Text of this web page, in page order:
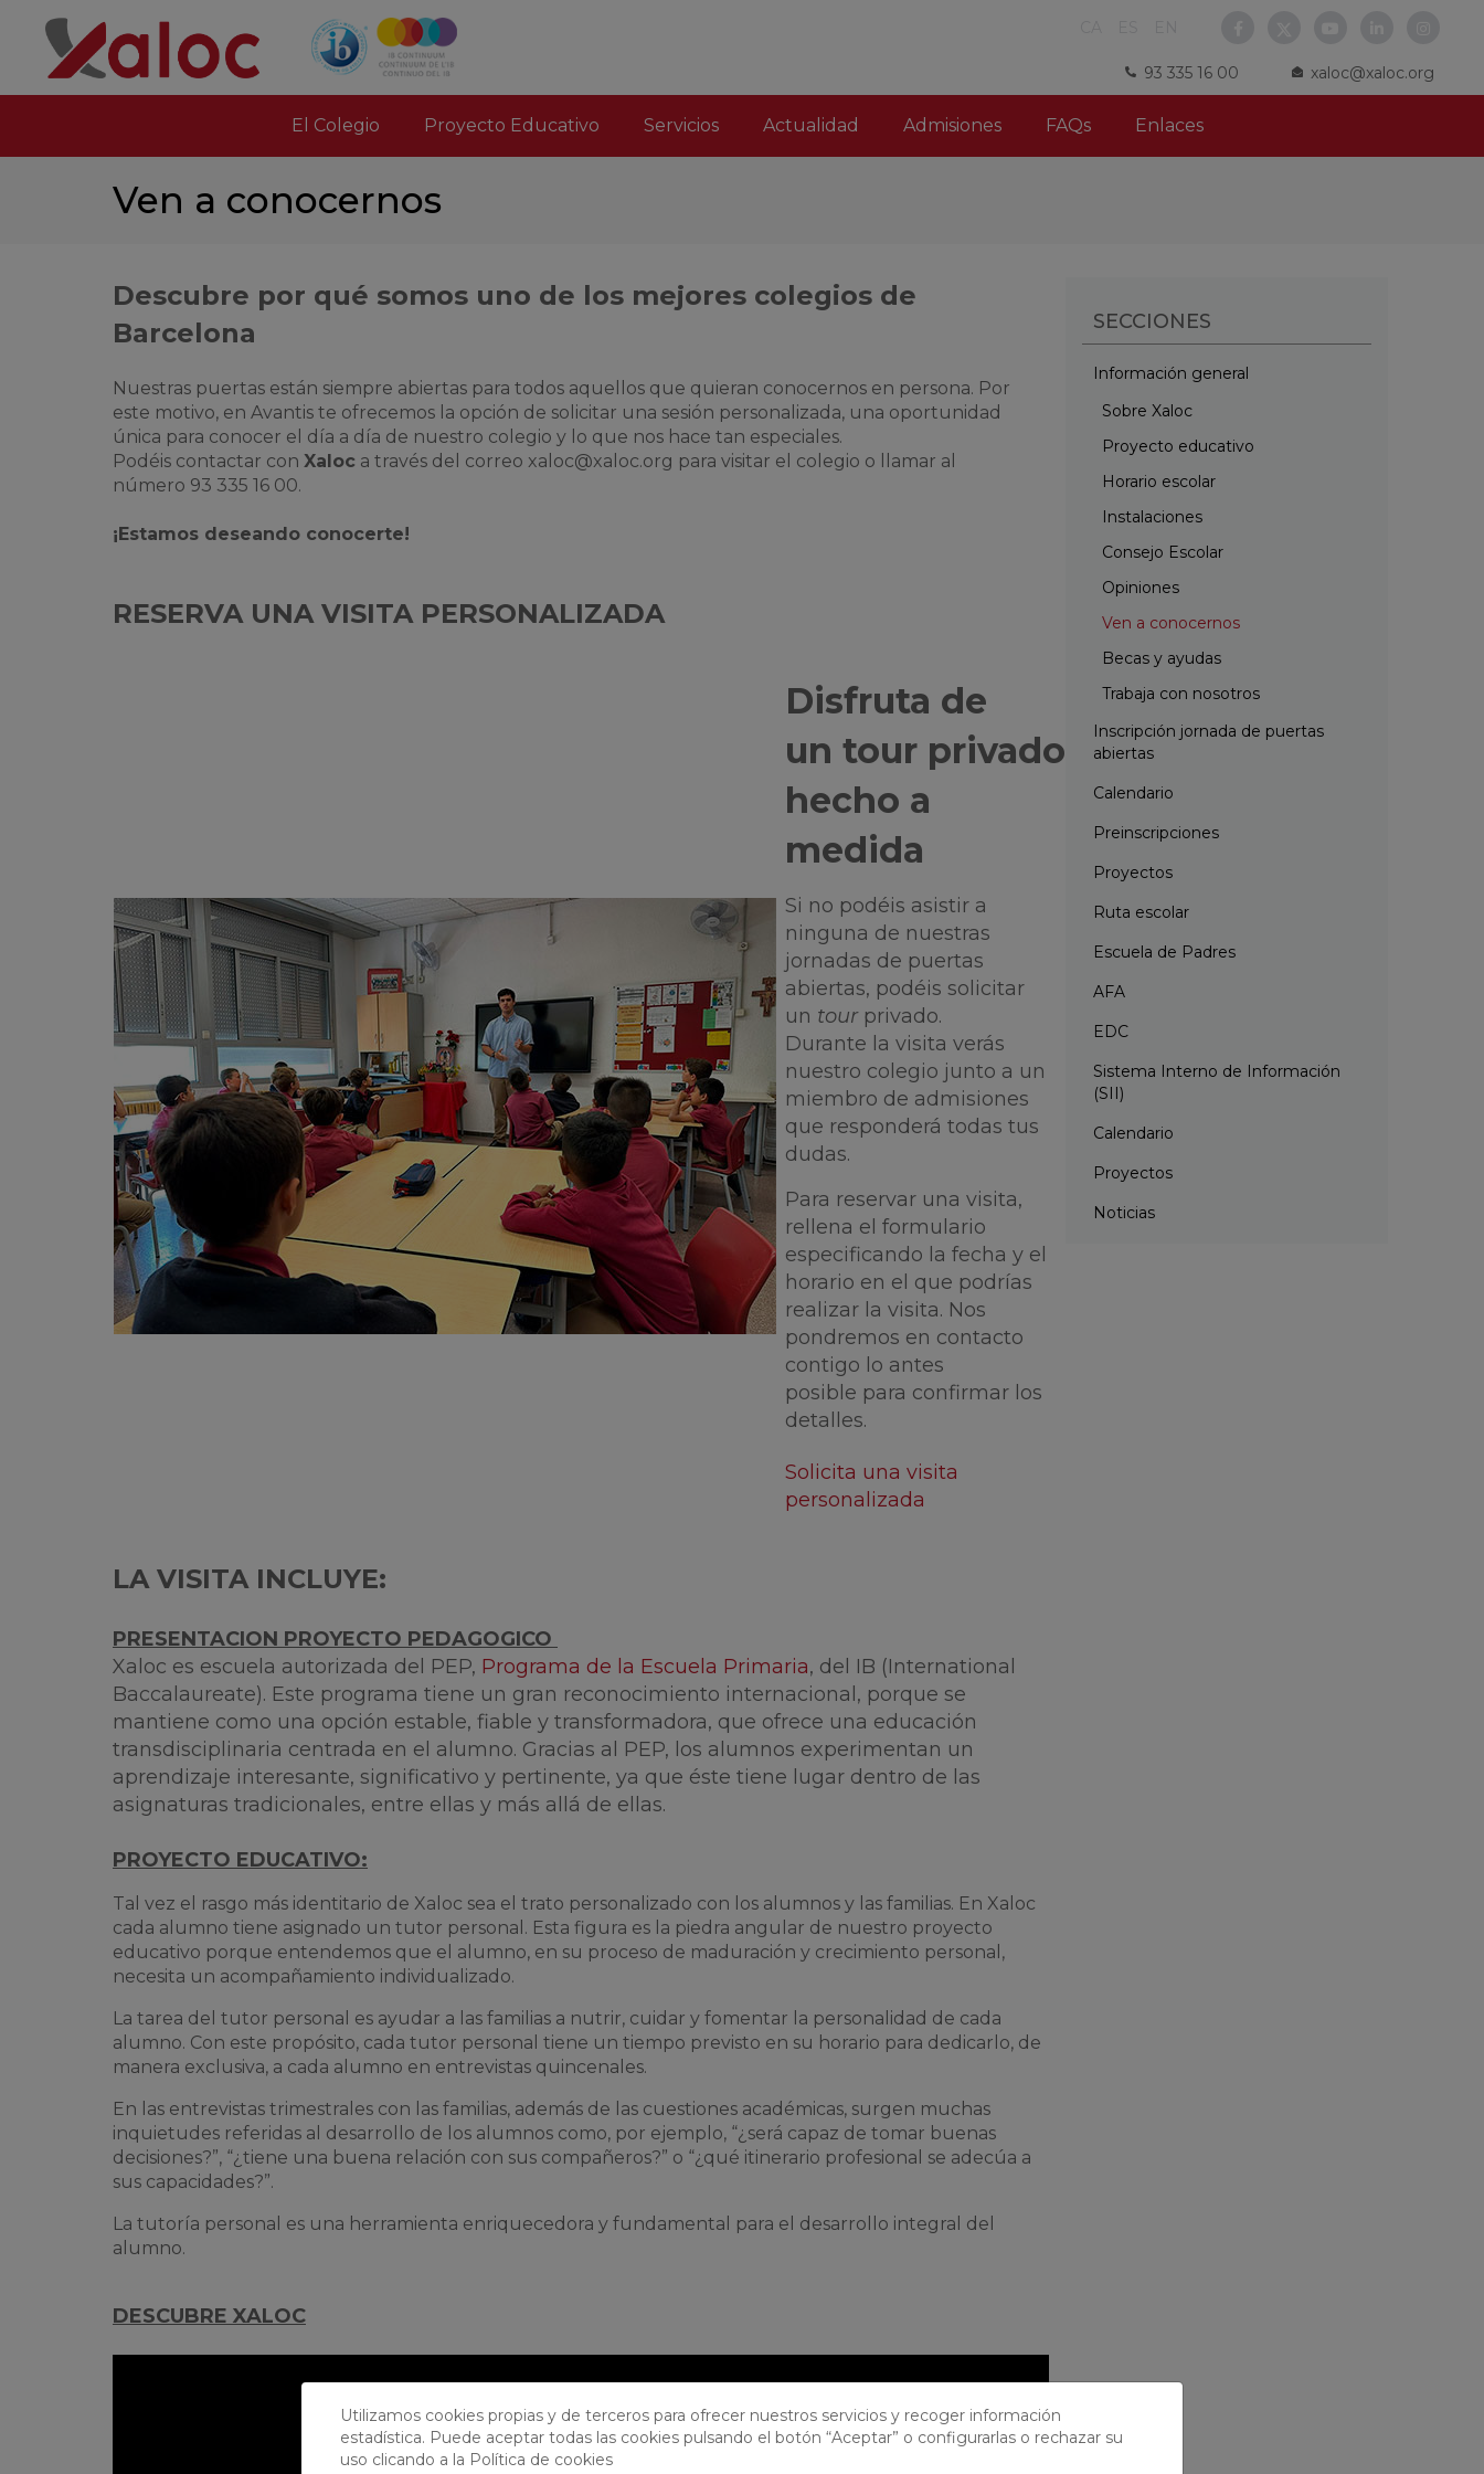
93 335 16 00 xaloc@xaloc.org
El Colegio Proyecto Educativo Servicios Actualidad Admisiones FAQs Enlaces
Ven a conocernos
Descubre por qué somos uno de los mejores colegios de
Barcelona
Nuestras puertas están siempre abiertas para todos aquellos que quieran conocernos en persona. Por
este motivo, en Avantis te ofrecemos la opción de solicitar una sesión personalizada, una oportunidad
única para conocer el día a día de nuestro colegio y lo que nos hace tan especiales.
Podéis contactar con Xaloc a través del correo xaloc@xaloc.org para visitar el colegio o llamar al
número 93 335 16 00.
¡Estamos deseando conocerte!
RESERVA UNA VISITA PERSONALIZADA
Disfruta de
un tour privado
hecho a
medida
Si no podéis asistir a
ninguna de nuestras
jornadas de puertas
abiertas, podéis solicitar
un tourprivado.
Durante la visita verás
nuestro colegio junto a un
miembro de admisiones
que responderá todas tus
dudas.
Para reservar una visita,
rellena el formulario
especificando la fecha y el
horario en el que podrías
realizar la visita. Nos
pondremos en contacto
contigo lo antes
posible para confirmar los
detalles.
Solicita una visita
personalizada
LA VISITA INCLUYE:
PRESENTACION PROYECTO PEDAGOGICO
Xaloc es escuela autorizada del PEP, Programa de la Escuela Primaria, del IB (International
Baccalaureate). Este programa tiene un gran reconocimiento internacional, porque se
mantiene como una opción estable, fiable y transformadora, que ofrece una educación
transdisciplinaria centrada en el alumno. Gracias al PEP, los alumnos experimentan un
aprendizaje interesante, significativo y pertinente, ya que éste tiene lugar dentro de las
asignaturas tradicionales, entre ellas y más allá de ellas.
PROYECTO EDUCATIVO:
Tal vez el rasgo más identitario de Xaloc sea el trato personalizado con los alumnos y las familias. En Xaloc
cada alumno tiene asignado un tutor personal. Esta figura es la piedra angular de nuestro proyecto
educativo porque entendemos que el alumno, en su proceso de maduración y crecimiento personal,
necesita un acompañamiento individualizado.
La tarea del tutor personal es ayudar a las familias a nutrir, cuidar y fomentar la personalidad de cada
alumno. Con este propósito, cada tutor personal tiene un tiempo previsto en su horario para dedicarlo, de
manera exclusiva, a cada alumno en entrevistas quincenales.
En las entrevistas trimestrales con las familias, además de las cuestiones académicas, surgen muchas
inquietudes referidas al desarrollo de los alumnos como, por ejemplo, “¿será capaz de tomar buenas
decisiones?”, “¿tiene una buena relación con sus compañeros?” o “¿qué itinerario profesional se adecúa a
sus capacidades?”.
La tutoría personal es una herramienta enriquecedora y fundamental para el desarrollo integral del
alumno.
DESCUBRE XALOC
SECCIONES
Información general
Sobre Xaloc
Proyecto educativo
Horario escolar
Instalaciones
Consejo Escolar
Opiniones
Ven a conocernos
Becas y ayudas
Trabaja con nosotros
Inscripción jornada de puertas
abiertas
Calendario
Preinscripciones
Proyectos
Ruta escolar
Escuela de Padres
AFA
EDC
Sistema Interno de Información
(SII)
Calendario
Proyectos
Noticias
Utilizamos cookies propias y de terceros para ofrecer nuestros servicios y recoger información
estadística. Puede aceptar todas las cookies pulsando el botón “Aceptar” o configurarlas o rechazar su
uso clicando a la Política de cookies